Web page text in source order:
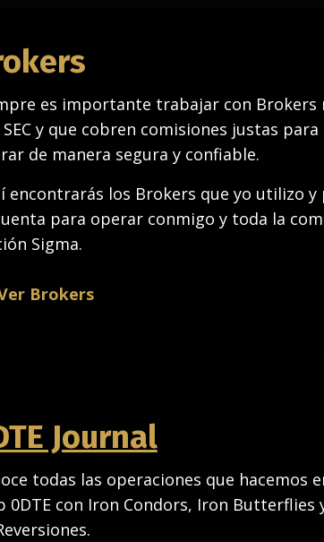
es importante trabajar con Brokers
y que cobren comisiones justas
de manera segura y confiable.
encontrarás los Brokers que yo utilizo
para operar conmigo y toda la
Sigma.
Brokers
Journal
todas las operaciones que hacemos
0DTE con Iron Condors, Iron Butterflies